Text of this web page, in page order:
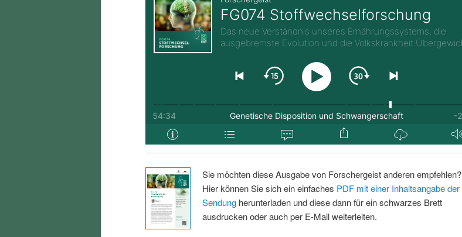
Sie möchten diese Ausgabe von Forschergeist anderen empfehlen?
Hier können Sie sich ein einfaches PDF mit einer Inhaltsangabe der
Sendungherunterladen und diese dann für ein schwarzes Brett
ausdrucken oder auch per E-Mail weiterleiten.